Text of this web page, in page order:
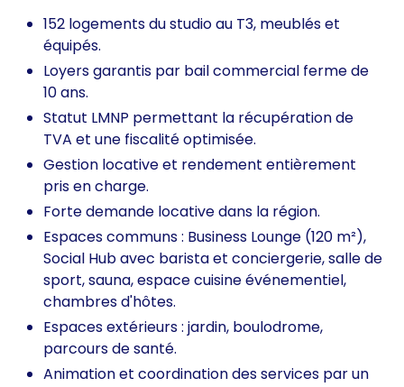
152 logements du studio au T3, meublés et
équipés.
Loyers garantis par bail commercial ferme de
10 ans.
Statut LMNP permettant la récupération de
TVA et une fiscalité optimisée.
Gestion locative et rendement entièrement
pris en charge.
Forte demande locative dans la région.
Espaces communs : Business Lounge (120 m²),
Social Hub avec barista et conciergerie, salle de
sport, sauna, espace cuisine événementiel,
chambres d'hôtes.
Espaces extérieurs : jardin, boulodrome,
parcours de santé.
Animation et coordination des services par un